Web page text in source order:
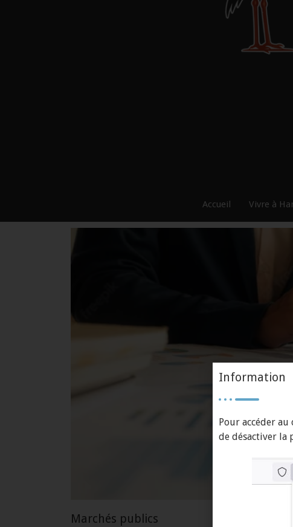
Accueil Vivre à
Marchés publics
Information
Pour accéder
de désactiver la